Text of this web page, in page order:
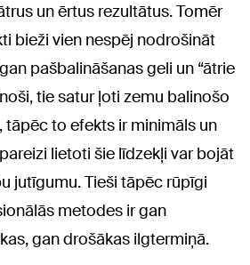
un ērtus rezultātus. Tomēr
bieži vien nespēj nodrošināt
pašbalināšanas geli un “ātrie
tie satur ļoti zemu balinošo
tāpēc to efekts ir minimāls un
lietoti šie līdzekļi var bojāt
jutīgumu. Tieši tāpēc rūpīgi
metodes ir gan
gan drošākas ilgtermiņā.